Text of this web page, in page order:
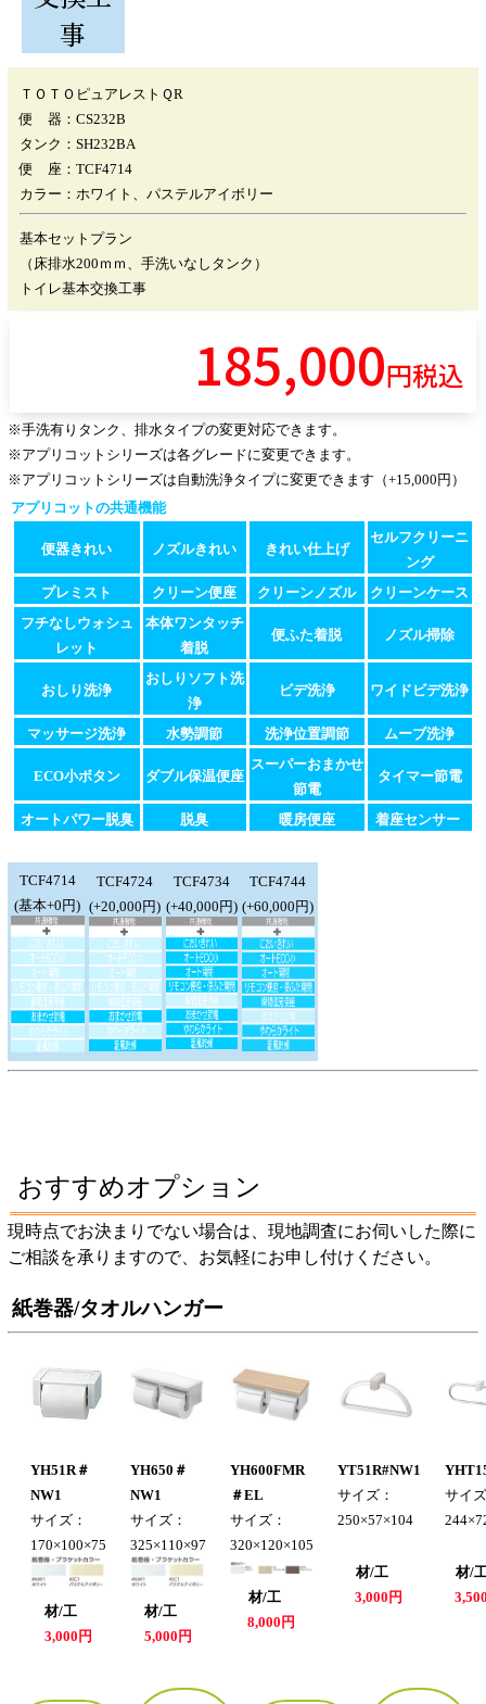
事
ＴＯＴＯピュアレストＱR
便 器：CS232B
タンク：SH232BA
便 座：TCF4714
カラー：ホワイト、パステルアイボリー
基本セットプラン
（床排水200ｍｍ、手洗いなしタンク）
トイレ基本交換工事
185,000円税込
※手洗有りタンク、排水タイプの変更対応できます。
※アプリコットシリーズは各グレードに変更できます。
※アプリコットシリーズは自動洗浄タイプに変更できます（+15,000円）
アプリコットの共通機能
便器きれい ノズルきれい きれい仕上げ
セルフクリーニ
ング
プレミスト
クリーン便座 クリーンノズル
クリーンケース
フチなしウォシュ
レット
本体ワンタッチ
着脱
便ふた着脱 ノズル掃除
おしり洗浄
おしりソフト洗
浄
ビデ洗浄 ワイドビデ洗浄
マッサージ洗浄 水勢調節 洗浄位置調節 ムーブ洗浄
ECO小ボタン ダブル保温便座
スーパーおまかせ
節電
タイマー節電
オートパワー脱臭 脱臭 暖房便座 着座センサー
TCF4714
(基本+0円)
TCF4724
(+20,000円)
TCF4734
(+40,000円)
TCF4744
(+60,000円)
おすすめオプション
現時点でお決まりでない場合は、現地調査にお伺いした際に
ご相談を承りますので、お気軽にお申し付けください。
紙巻器/タオルハンガー
YH51R＃
NW1
サイズ：
170×100×75
材/工
3,000円
YH650＃
NW1
サイズ：
325×110×97
材/工
5,000円
YH600FMR
＃EL
サイズ：
320×120×105
材/工
8,000円
YT51R#NW1
サイズ：
250×57×104
材/工
3,000円
サイ
材/